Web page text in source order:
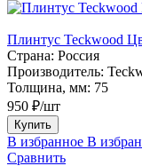
Плинтус Teckwood
Страна: Россия
Производитель:
Толщина, мм: 75
950 ₽/шт
Купить
В избранное В
Сравнить